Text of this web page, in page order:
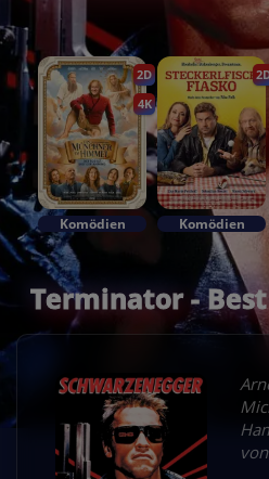
2D
4K
Komödien Komödien
Terminator -